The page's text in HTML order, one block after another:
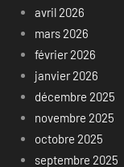
avril 2026
mars 2026
février 2026
janvier 2026
décembre 2025
novembre 2025
octobre 2025
septembre 2025